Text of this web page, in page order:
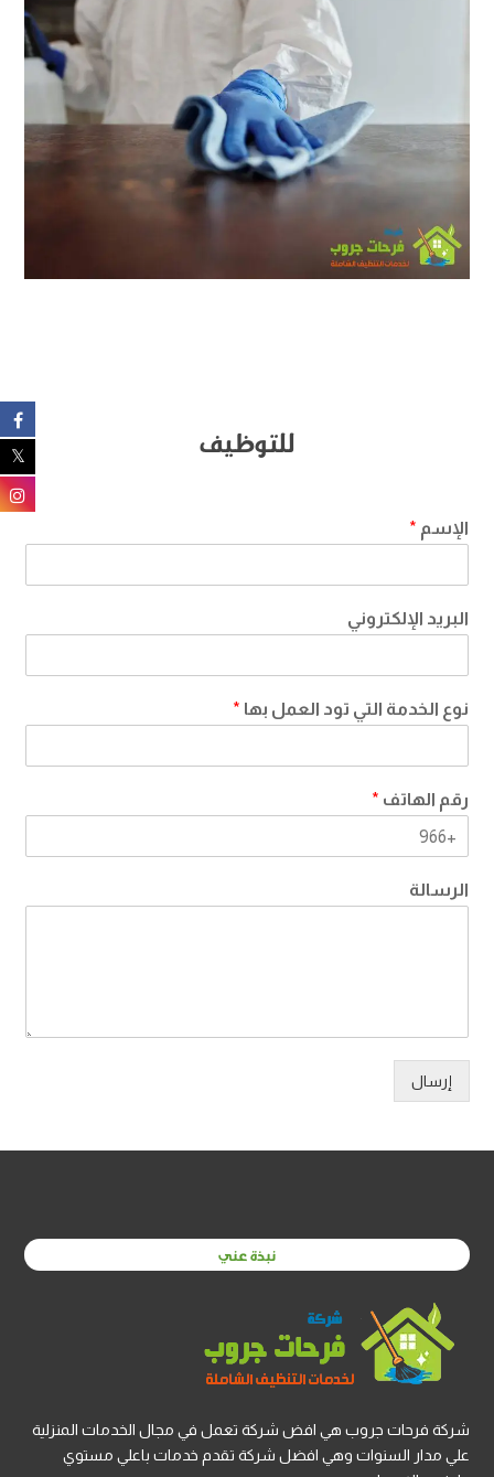
للتوظيف
الإسم *
البريد الإلكتروني
نوع الخدمة التي تود العمل بها *
رقم الهاتف *
الرسالة
إرسال
نبذة عني
شركة فرحات جروب هي افض شركة تعمل في مجال الخدمات المنزلية
علي مدار السنوات وهي افضل شركة تقدم خدمات باعلي مستوي